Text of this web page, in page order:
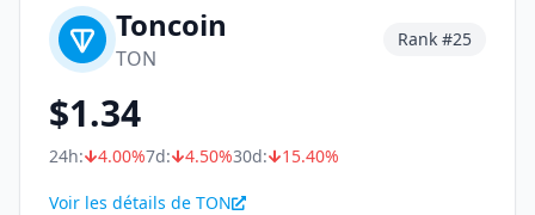
Toncoin
TON
Rank #25
$1.34
24h: 4.00%7d: 4.50%30d: 15.40%
Voir les détails de TON